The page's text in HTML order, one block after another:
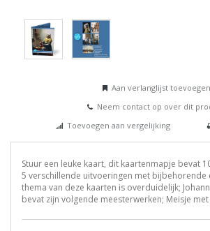
Aan verlanglijst toevoegen
Neem contact op over dit
Toevoegen aan vergelijking
Stuur een leuke kaart, dit kaartenmapje bevat
5 verschillende uitvoeringen met bijbehorende
thema van deze kaarten is overduidelijk;
bevat zijn volgende meesterwerken; Meisje